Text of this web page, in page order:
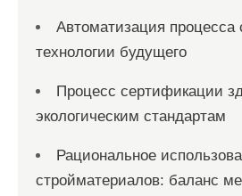
Автоматизация процесса
технологии будущего
Процесс сертификации
экологическим стандартам
Рациональное
стройматериалов: баланс